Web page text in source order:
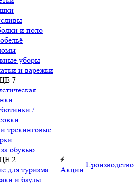
и поло
уборы
и варежки
7
/
трекинговые
обувью
2
для туризма
и баулы
Акции
Производство